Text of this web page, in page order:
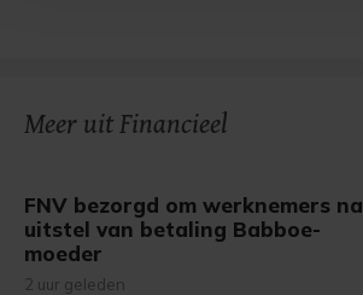
Meer uit Financieel
FNV bezorgd om werknemers na
uitstel van betaling Babboe-
moeder
2 uur geleden